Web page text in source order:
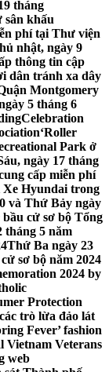
tháng
sân khấu
phí tại Thư viện
nhật, ngày 9
thông tin cập
dân tránh xa dây
Montgomery
5 tháng 6
Celebration
‘Roller
Park ở
ngày 17 tháng
cấp miễn phí
Xe Hyundai trong
và Thứ Bảy ngày
cử sơ bộ Tổng
tháng 5 năm
Thứ Ba ngày 23
sơ bộ năm 2024
2024 by
Protection
trò lừa đảo lát
Fever’ fashion
Vietnam Veterans
web